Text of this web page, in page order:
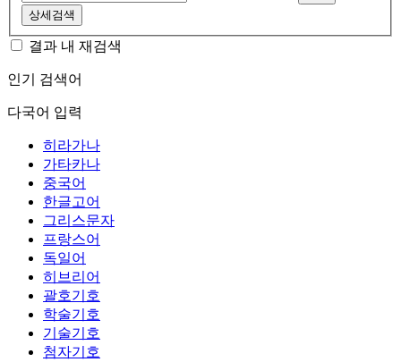
상세검색
결과 내 재검색
인기 검색어
다국어 입력
히라가나
가타카나
중국어
한글고어
그리스문자
프랑스어
독일어
히브리어
괄호기호
학술기호
기술기호
첨자기호